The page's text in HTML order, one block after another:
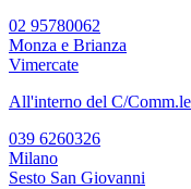
02 95780062
Monza e Brianza
Vimercate
All'interno del C/
039 6260326
Milano
Sesto San Giovanni